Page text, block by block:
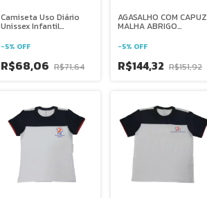
Camiseta Uso Diário
Unissex Infantil
Brasília
-5% OFF
R$68,06 R$71,64
AGASALHO COM CAPUZ
MALHA ABRIGO
SALESIANA BRASIL
-5% OFF
R$144,32 R$151,92